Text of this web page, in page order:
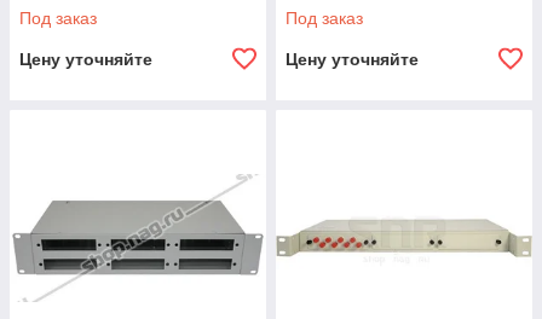
Под заказ
Цену уточняйте
Под заказ
Цену уточняйте